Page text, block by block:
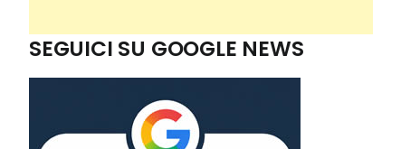
SEGUICI SU GOOGLE NEWS